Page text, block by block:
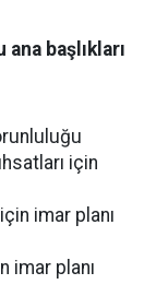
başlıkları
için
imar planı
imar planı